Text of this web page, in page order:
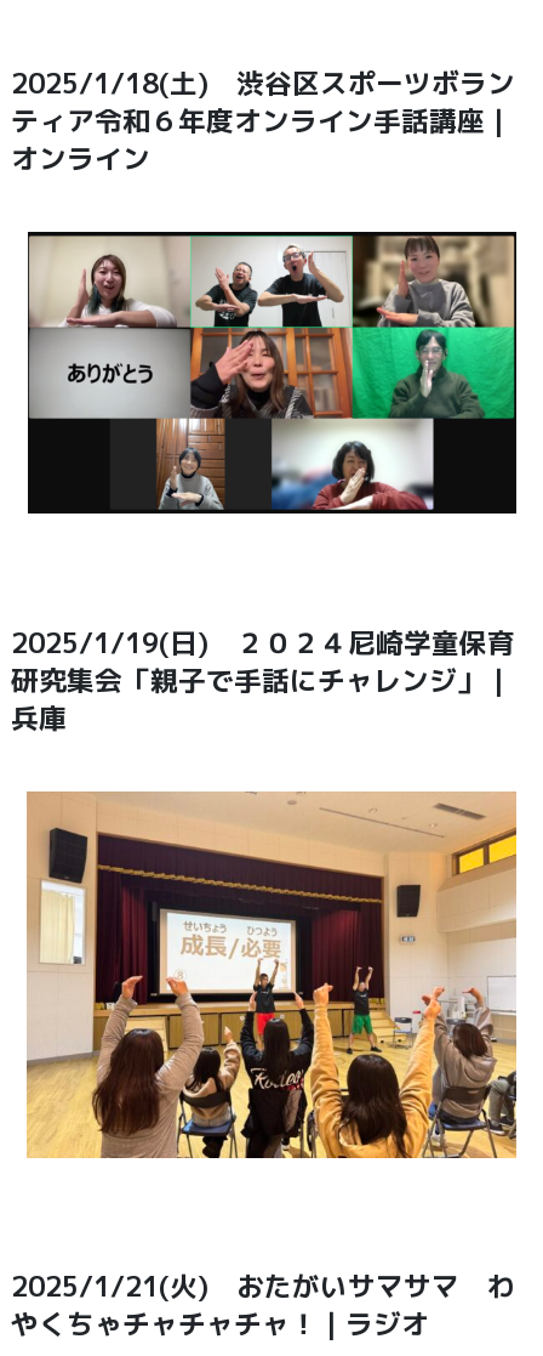
2025/1/18(土) 渋谷区スポーツボラン
ティア令和６年度オンライン手話講座｜
オンライン
2025/1/19(日) ２０２４尼崎学童保育
研究集会「親子で手話にチャレンジ」｜
兵庫
2025/1/21(火) おたがいサマサマ わ
やくちゃチャチャチャ！｜ラジオ